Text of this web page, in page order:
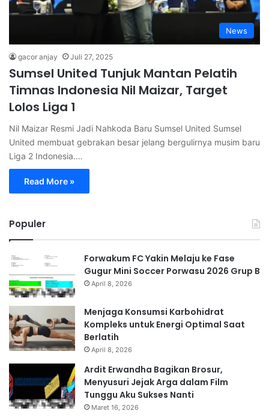
News
gacor anjay Juli 27, 2025
Sumsel United Tunjuk Mantan Pelatih
Timnas Indonesia Nil Maizar, Target
Lolos Liga 1
Nil Maizar Resmi Jadi Nahkoda Baru Sumsel United Sumsel
United membuat gebrakan besar jelang bergulirnya musim baru
Liga 2 Indonesia.…
Read More »
Populer
Forwakum FC Yakin Melaju ke Fase
Gugur Mini Soccer Porwasu 2026 Grup B
April 8, 2026
Menjaga Konsumsi Karbohidrat
Kompleks untuk Energi Optimal Saat
Berlatih
April 8, 2026
Ardit Erwandha Bagikan Brosur,
Menyusuri Jejak Arga dalam Film
Tunggu Aku Sukses Nanti
Maret 16, 2026